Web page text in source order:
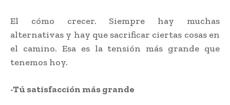
El cómo crecer. Siempre hay muchas
alternativas y hay que sacrificar ciertas cosas en
el camino. Esa es la tensión más grande que
tenemos hoy.
-Tú satisfacción más grande